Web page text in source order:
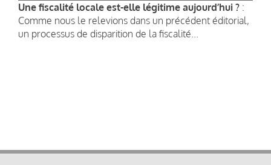
Une fiscalité locale est-elle légitime aujourd’hui ? :
Comme nous le relevions dans un précédent éditorial,
un processus de disparition de la fiscalité...